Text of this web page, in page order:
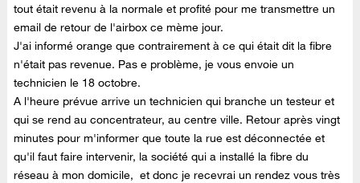
tout était revenu à la normale et profité pour me transmettre un
email de retour de l'airbox ce mème jour.
J'ai informé orange que contrairement à ce qui était dit la fibre
n'était pas revenue. Pas e problème, je vous envoie un
technicien le 18 octobre.
A l'heure prévue arrive un technicien qui branche un testeur et
qui se rend au concentrateur, au centre ville. Retour après vingt
minutes pour m'informer que toute la rue est déconnectée et
qu'il faut faire intervenir, la société qui a installé la fibre du
réseau à mon domicile, et donc je recevrai un rendez vous très